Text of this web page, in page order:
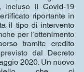
incluso il Covid-19
riportante in
il tipo di intervento
per l’ottenimento
tramite credito
dal Decreto
2020. Un nuovo